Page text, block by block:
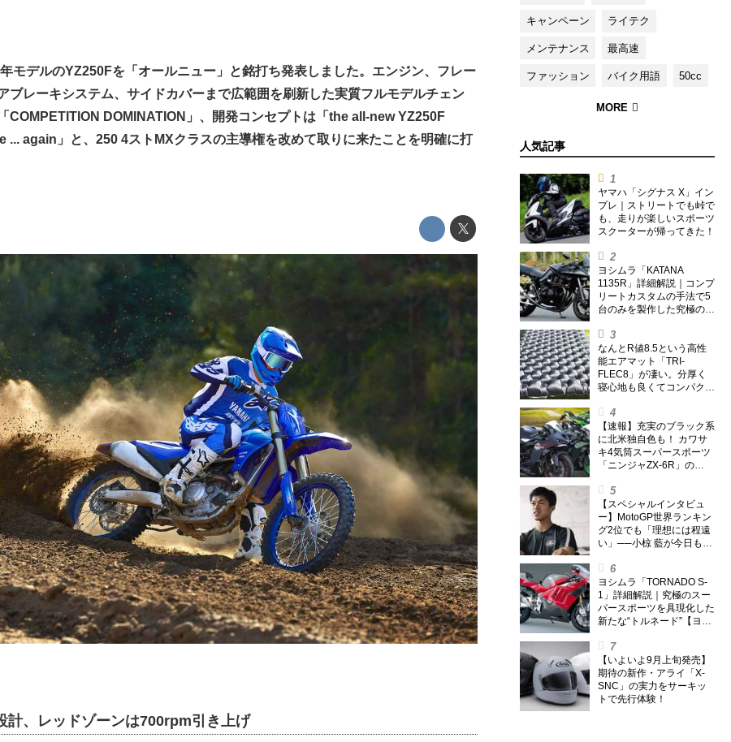
キャンペーン ライテク
メンテナンス 最高速
ファッション バイク用語 50cc
人気記事
ヤマハ「シグナス X」イン
プレ｜ストリートでも峠で
も、走りが楽しいスポーツ
スクーターが帰ってきた！
ヨシムラ「KATANA
1135R」詳細解説｜コンプ
リートカスタムの手法で5
台のみを製作した究極の銘
なんとR値8.5という高性
能エアマット「TRI-
FLEC8」が凄い。分厚く
寝心地も良くてコンパクト
トを試してみた〈若林浩志
のスーパー・カブカブ・ダ
イアリーズ Vol.385〉
【速報】充実のブラック系
に北米独自色も！ カワサ
キ4気筒スーパースポーツ
「ニンジャZX-6R」の
筒ニンジャも出たよ【海
外】
【スペシャルインタビュ
ー】MotoGP世界ランキン
グ2位でも「理想には程遠
い」──小椋 藍が今日も走
ヨシムラ「TORNADO S-
1」詳細解説｜究極のスー
パースポーツを具現化した
新たな“トルネード”【ヨシ
【いよいよ9月上旬発売】
期待の新作・アライ「X-
SNC」の実力をサーキッ
トで先行体験！
モデルのYZ250Fを「オールニュー」と銘打ち発表しました。エンジン、フレー
ブレーキシステム、サイドカバーまで広範囲を刷新した実質フルモデルチェン
COMPETITION DOMINATION」、開発コンセプトは「the all-new YZ250F
again」と、250 4ストMXクラスの主導権を改めて取りに来たことを明確に打
計、レッドゾーンは700rpm引き上げ